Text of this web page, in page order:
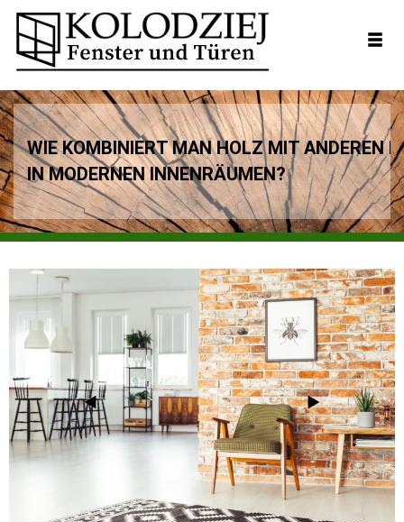
WIE KOMBINIERT MAN HOLZ MIT ANDEREN
IN MODERNEN INNENRÄUMEN?